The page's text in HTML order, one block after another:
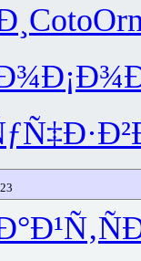
Coto